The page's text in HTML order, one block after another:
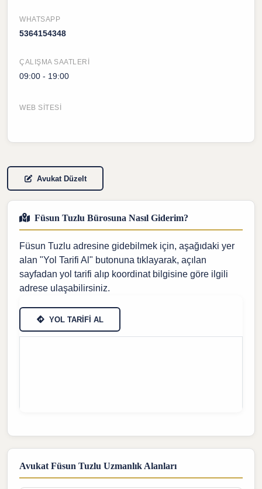
WHATSAPP
5364154348
ÇALIŞMA SAATLERI
09:00 - 19:00
WEB SITESI
Avukat Düzelt
Füsun Tuzlu Bürosuna Nasıl Giderim?
Füsun Tuzlu adresine gidebilmek için, aşağıdaki yer
alan "Yol Tarifi Al" butonuna tıklayarak, açılan
sayfadan yol tarifi alıp koordinat bilgisine göre ilgili
adrese ulaşabilirsiniz.
YOL TARİFİ AL
Avukat Füsun Tuzlu Uzmanlık Alanları